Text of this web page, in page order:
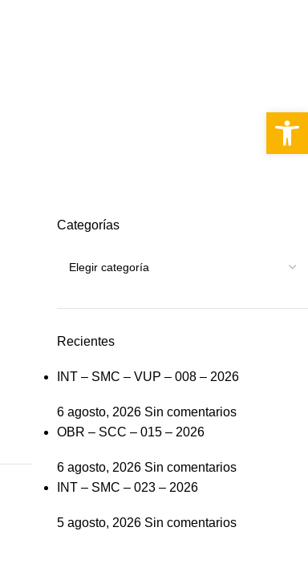
Categorías
Recientes
INT – SMC – VUP – 008 – 2026
6 agosto, 2026 Sin comentarios
OBR – SCC – 015 – 2026
6 agosto, 2026 Sin comentarios
INT – SMC – 023 – 2026
5 agosto, 2026 Sin comentarios
Abrir